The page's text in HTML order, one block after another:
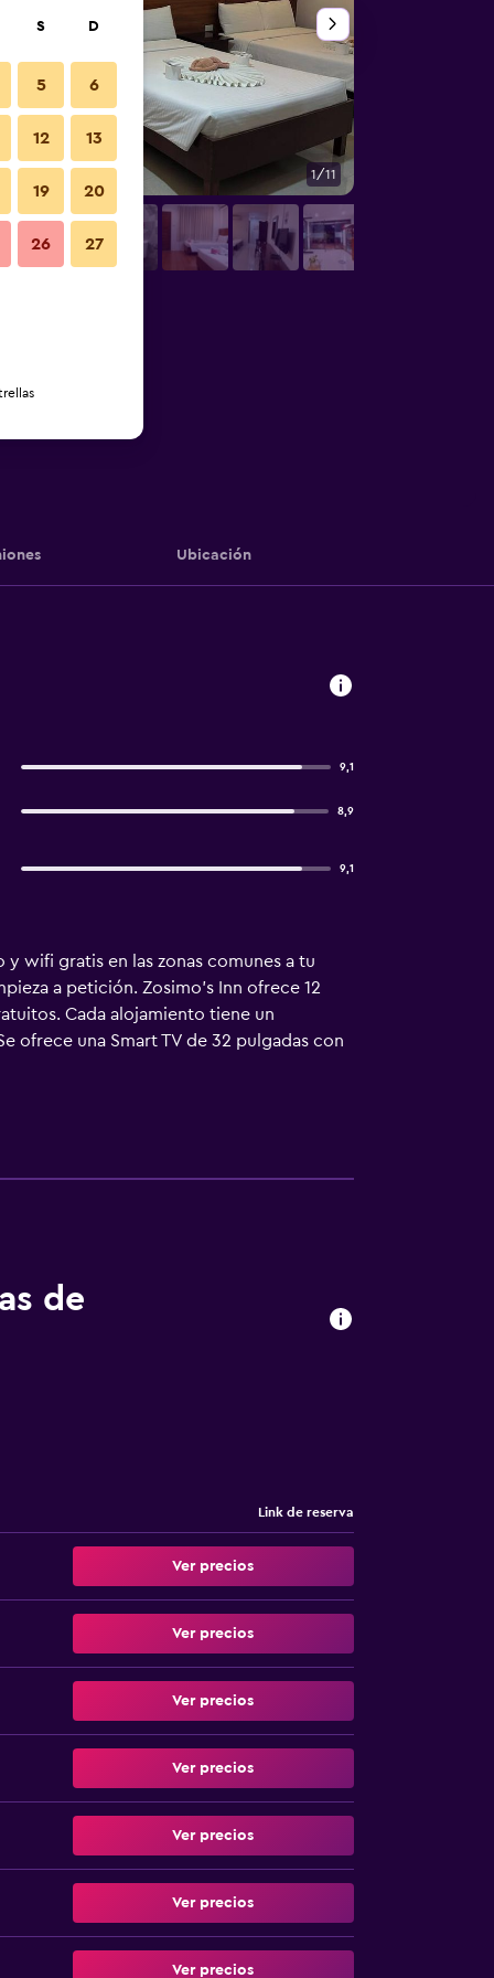
1/11
Ubicación
9,1
8,9
9,1
wifi gratis en las zonas comunes a tu
a petición. Zosimo's Inn ofrece 12
Cada alojamiento tiene un
ofrece una Smart TV de 32 pulgadas con
de
Link de reserva
Ver precios
Ver precios
Ver precios
Ver precios
Ver precios
Ver precios
Ver precios
S D
5 6
12 13
19 20
26 27